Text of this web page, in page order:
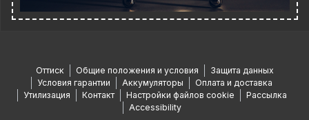
Оттиск Общие положения и условия
Защита данных
Условия гарантии
Аккумуляторы
Оплата и доставка
Утилизация
Контакт Настройки файлов cookie
Рассылка
Accessibility